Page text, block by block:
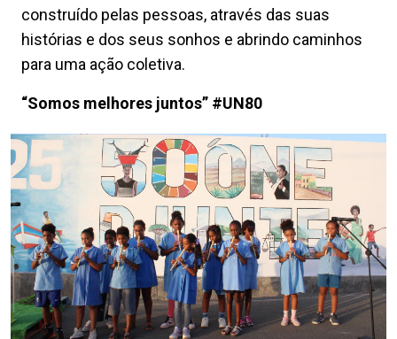
construído pelas pessoas, através das suas
histórias e dos seus sonhos e abrindo caminhos
para uma ação coletiva.
“Somos melhores juntos” #UN80